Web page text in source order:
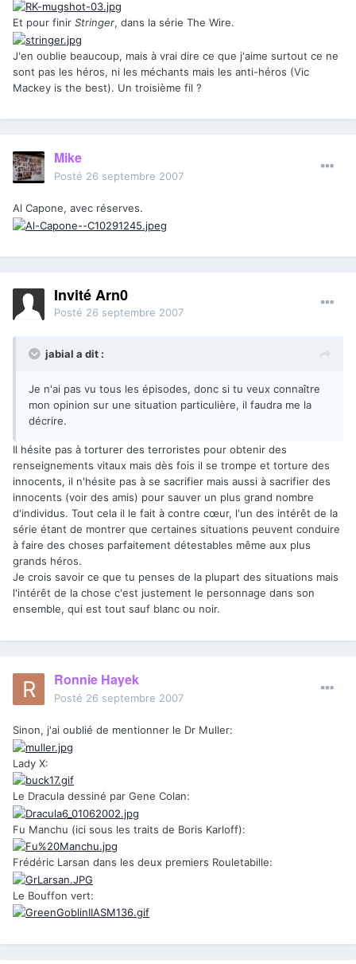
Et pour finir Stringer, dans la série The Wire.
J'en oublie beaucoup, mais à vrai dire ce que j'aime surtout ce ne
sont pas les héros, ni les méchants mais les anti-héros (Vic
Mackey is the best). Un troisième fil ?
Mike
Posté 26 septembre 2007
Al Capone, avec réserves.
Invité Arn0
Posté 26 septembre 2007
jabial a dit :
Je n'ai pas vu tous les épisodes, donc si tu veux connaître
mon opinion sur une situation particulière, il faudra me la
décrire.
Il hésite pas à torturer des terroristes pour obtenir des
renseignements vitaux mais dès fois il se trompe et torture des
innocents, il n'hésite pas à se sacrifier mais aussi à sacrifier des
innocents (voir des amis) pour sauver un plus grand nombre
d'individus. Tout cela il le fait à contre cœur, l'un des intérêt de la
série étant de montrer que certaines situations peuvent conduire
à faire des choses parfaitement détestables même aux plus
grands héros.
Je crois savoir ce que tu penses de la plupart des situations mais
l'intérêt de la chose c'est justement le personnage dans son
ensemble, qui est tout sauf blanc ou noir.
Ronnie Hayek
Posté 26 septembre 2007
Sinon, j'ai oublié de mentionner le Dr Muller:
Lady X:
Le Dracula dessiné par Gene Colan:
Fu Manchu (ici sous les traits de Boris Karloff):
Frédéric Larsan dans les deux premiers Rouletabille:
Le Bouffon vert: